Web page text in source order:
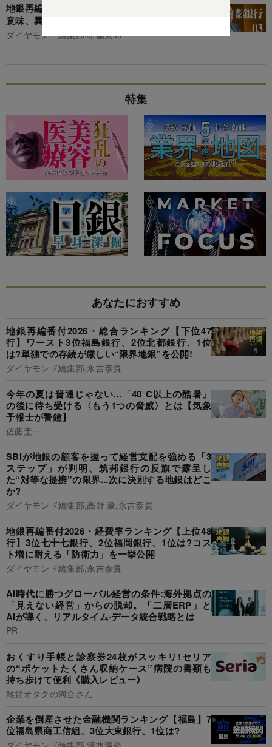
地銀再編に金融庁長官が喝！「哲学なき統合は無
意味、異業種連携も選択肢」
ダイヤモンド編集部,布施太郎
特集
あなたにおすすめ
地銀再編番付2026・総合ランキング【下位47
行】ワースト3位福島銀行、2位北都銀行、1位
は?単独での存続が厳しい“限界地銀”を公開!
ダイヤモンド編集部,永吉泰貴
今年の夏は普通じゃない...「40°C以上の酷暑」
の後に待ち受ける〈もう1つの脅威〉とは【気象
予報士が警鐘】
佐藤圭一
SBIが地銀の顧客を握って経営支配を強める「3
ステップ」が判明、筑邦銀行の反旗で露呈し
た“対等な提携”の限界...次に決別する地銀はどこ
か?
ダイヤモンド編集部,高野 豪,永吉泰貴
地銀再編番付2026・経費率ランキング【上位48
行】3位七十七銀行、2位福岡銀行、1位は?コス
ト増に耐える「防衛力」を一挙公開
ダイヤモンド編集部,永吉泰貴
AI時代に勝つグローバル経営の条件:海外拠点の
「見えない経営」からの脱却。「二層ERP」と
AIが導く、リアルタイム·データ統合戦略とは
PR
おくすり手帳と診察券24枚がスッキリ!セリア
の“ポケットたくさん収納ケース”病院の書類も
持ち歩けて便利《購入レビュー》
雑貨オタクの河合さん
企業を倒産させた金融機関ランキング【福島】7
位福島県商工信組、3位大東銀行、1位は?